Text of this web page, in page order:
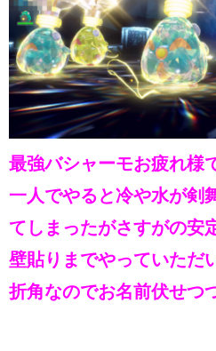
最強バシャーモお疲れ様
一人でやると冷や水が剣
てしまったがさすがの安
壁貼りまでやっていただ
折角なのでお名前伏せつ